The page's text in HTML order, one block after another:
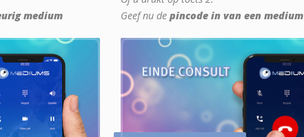
medium
Geef nu de pincode in van een medium